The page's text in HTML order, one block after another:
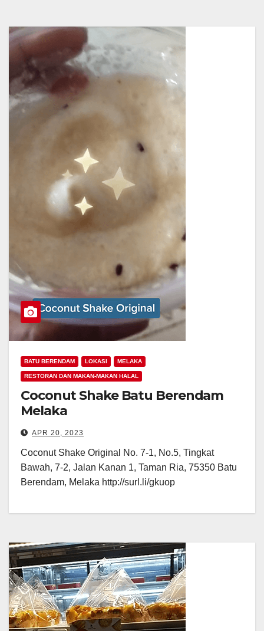
BATU BERENDAM LOKASI MELAKA
RESTORAN DAN MAKAN-MAKAN HALAL
Coconut Shake Batu Berendam
Melaka
APR 20, 2023
Coconut Shake Original No. 7-1, No.5, Tingkat
Bawah, 7-2, Jalan Kanan 1, Taman Ria, 75350 Batu
Berendam, Melaka http://surl.li/gkuop